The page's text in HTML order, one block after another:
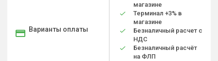
Варианты оплаты
магазине
Терминал +3% в
магазине
Безналичный расчет с
НДС
Безналичный расчёт
на ФЛП